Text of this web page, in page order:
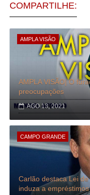
COMPARTILHE:
AMPLA VISÃO
AMPLA VISÃO| O
preocupações
AGO 13, 2021
CAMPO GRANDE
Carlão destaca Lei
induza a